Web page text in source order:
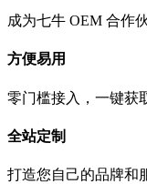
成为七牛 OEM 合作
方便易用
零门槛接入，一键获
全站定制
打造您自己的品牌和